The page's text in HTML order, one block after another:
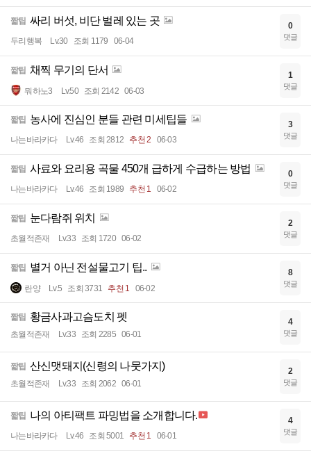
짧팁 싸리 버섯, 비단 벌레 있는 곳
두리행복 Lv.30 조회 1179 06-04
0
댓글
짧팁 채찍 무기의 단서
뭐하노3 Lv.50 조회 2142 06-03
1
댓글
짧팁 농사에 진심인 분들 관련 미세팁들
나는바라카다 Lv.46 조회 2812 추천 2 06-03
3
댓글
짧팁 사료와 요리용 곡물 450개 급하게 수급하는 방법
나는바라카다 Lv.46 조회 1989 추천 1 06-02
0
댓글
짧팁 눈다람쥐 위치
초월적존재 Lv.33 조회 1720 06-02
2
댓글
짧팁 별거 아닌 전설물고기 팁..
란양 Lv.5 조회 3731 추천 1 06-02
8
댓글
짧팁 황금사과고슴도치 펫
초월적존재 Lv.33 조회 2285 06-01
4
댓글
짧팁 산신맷돼지(신령의 나뭇가지)
초월적존재 Lv.33 조회 2062 06-01
2
댓글
짧팁 나의 아티팩트 파밍법을 소개합니다.
나는바라카다 Lv.46 조회 5001 추천 1 06-01
4
댓글